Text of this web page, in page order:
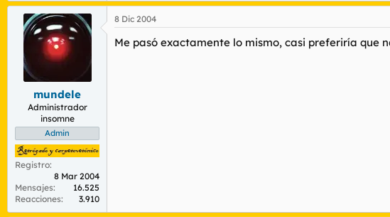
mundele
Administrador
insomne
Admin
Registro
8 Mar 2004
Mensajes
16.525
Reacciones
3.910
8 Dic 2004
Me pasó exactamente lo mismo, casi preferiría que